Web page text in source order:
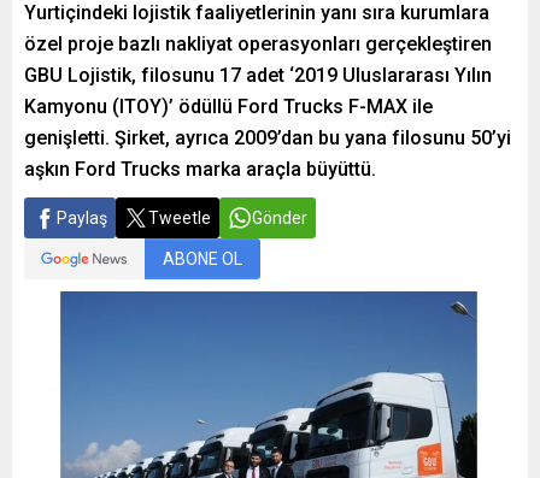
Yurtiçindeki lojistik faaliyetlerinin yanı sıra kurumlara
özel proje bazlı nakliyat operasyonları gerçekleştiren
GBU Lojistik, filosunu 17 adet ‘2019 Uluslararası Yılın
Kamyonu (ITOY)’ ödüllü Ford Trucks F-MAX ile
genişletti. Şirket, ayrıca 2009’dan bu yana filosunu 50’yi
aşkın Ford Trucks marka araçla büyüttü.
Paylaş Tweetle Gönder
ABONE OL